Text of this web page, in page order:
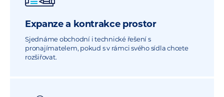
Expanze a kontrakce prostor
Sjednáme obchodní i technické řešení s
pronajímatelem, pokud s v rámci svého sídla chcete
rozšiřovat.